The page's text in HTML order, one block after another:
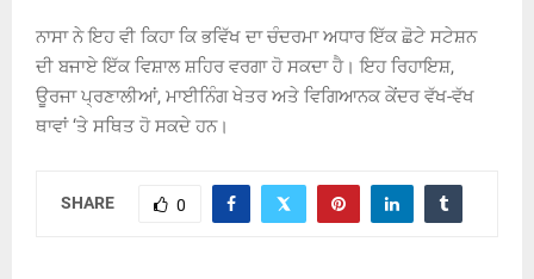
ਨਾਸਾ ਨੇ ਇਹ ਵੀ ਕਿਹਾ ਕਿ ਭਵਿੱਖ ਦਾ ਚੰਦਰਮਾ ਅਧਾਰ ਇੱਕ ਛੋਟੇ ਸਟੇਸ਼ਨ
ਦੀ ਬਜਾਏ ਇੱਕ ਵਿਸ਼ਾਲ ਸ਼ਹਿਰ ਵਰਗਾ ਹੋ ਸਕਦਾ ਹੈ। ਇਹ ਰਿਹਾਇਸ਼,
ਊਰਜਾ ਪ੍ਰਣਾਲੀਆਂ, ਮਾਈਨਿੰਗ ਖੇਤਰ ਅਤੇ ਵਿਗਿਆਨਕ ਕੇਂਦਰ ਵੱਖ-ਵੱਖ
ਥਾਵਾਂ ‘ਤੇ ਸਥਿਤ ਹੋ ਸਕਦੇ ਹਨ।
SHARE 0